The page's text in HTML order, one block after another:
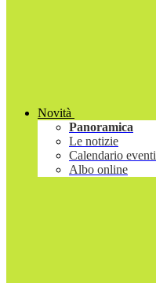
Novità
Panoramica
Le notizie
Calendario eventi
Albo online